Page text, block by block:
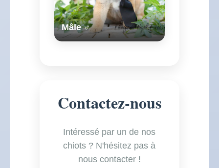
Mâle ♂
Contactez-nous
Intéressé par un de nos
chiots ? N'hésitez pas à
nous contacter !